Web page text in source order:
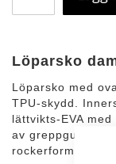
Löparsko
Löparsko med
TPU-skydd.
lättvikts-EVA
av greppgummi
rockerformad